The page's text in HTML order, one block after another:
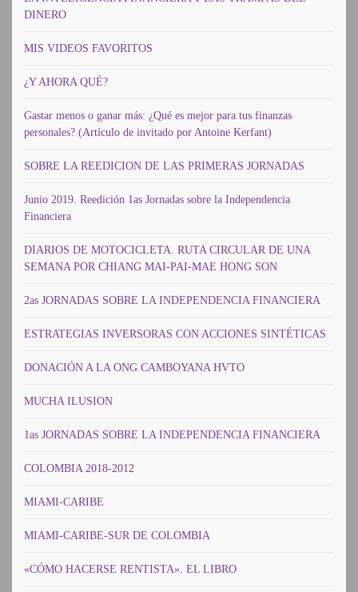
DINERO
MIS VIDEOS FAVORITOS
¿Y AHORA QUÉ?
Gastar menos o ganar más: ¿Qué es mejor para tus finanzas
personales? (Artículo de invitado por Antoine Kerfant)
SOBRE LA REEDICION DE LAS PRIMERAS JORNADAS
Junio 2019. Reedición 1as Jornadas sobre la Independencia
Financiera
DIARIOS DE MOTOCICLETA. RUTA CIRCULAR DE UNA
SEMANA POR CHIANG MAI-PAI-MAE HONG SON
2as JORNADAS SOBRE LA INDEPENDENCIA FINANCIERA
ESTRATEGIAS INVERSORAS CON ACCIONES SINTÉTICAS
DONACIÓN A LA ONG CAMBOYANA HVTO
MUCHA ILUSION
1as JORNADAS SOBRE LA INDEPENDENCIA FINANCIERA
COLOMBIA 2018-2012
MIAMI-CARIBE
MIAMI-CARIBE-SUR DE COLOMBIA
«CÓMO HACERSE RENTISTA». EL LIBRO